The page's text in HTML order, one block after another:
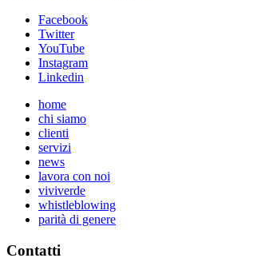
Facebook
Twitter
YouTube
Instagram
Linkedin
home
chi siamo
clienti
servizi
news
lavora con noi
viviverde
whistleblowing
parità di genere
Contatti